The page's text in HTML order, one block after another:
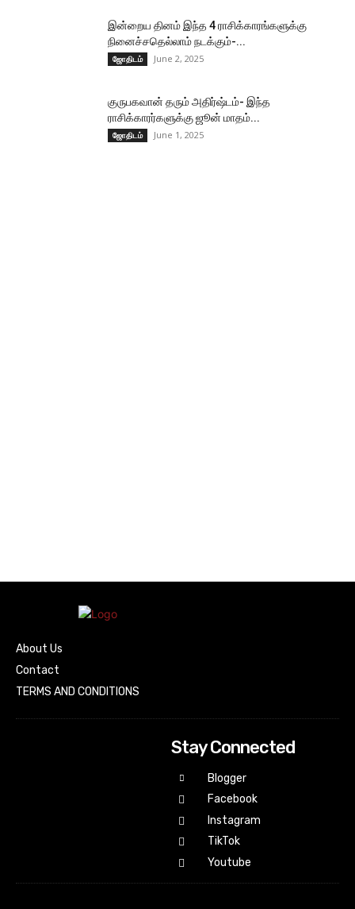
இன்றைய தினம் இந்த 4 ராசிக்காரங்களுக்கு
நினைச்சதெல்லாம் நடக்கும்-...
ஜோதிடம் June 2, 2025
குருபகவான் தரும் அதிர்ஷ்டம்- இந்த
ராசிக்காரர்களுக்கு ஜூன் மாதம்...
ஜோதிடம் June 1, 2025
About Us
Contact
TERMS AND CONDITIONS
Stay Connected
Blogger
Facebook
Instagram
TikTok
Youtube